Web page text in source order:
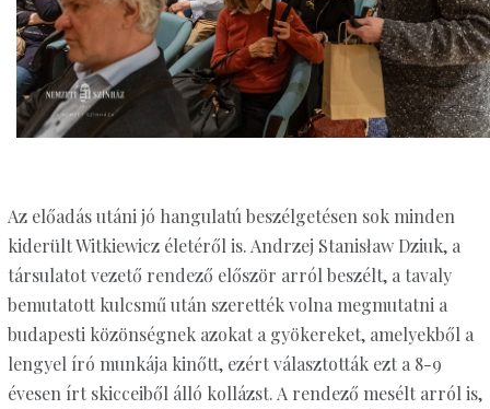
Az előadás utáni jó hangulatú beszélgetésen sok minden
kiderült Witkiewicz életéről is. Andrzej Stanisław Dziuk, a
társulatot vezető rendező először arról beszélt, a tavaly
bemutatott kulcsmű után szerették volna megmutatni a
budapesti közönségnek azokat a gyökereket, amelyekből a
lengyel író munkája kinőtt, ezért választották ezt a 8-9
évesen írt skicceiből álló kollázst. A rendező mesélt arról is,